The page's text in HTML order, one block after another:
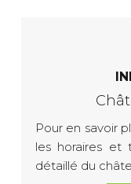
Pour en savoir
les horaires et
détaillé du